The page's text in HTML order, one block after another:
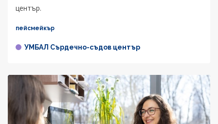
център.
пейсмейкър
УМБАЛ Сърдечно-съдов център